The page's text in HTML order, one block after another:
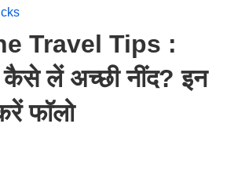
Travel Tips :
कैसे लें अच्छी नींद? इन
फॉलो